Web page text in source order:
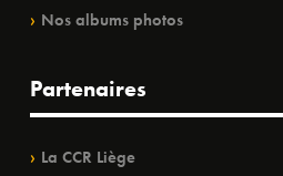
Nos albums photos
Partenaires
La CCR Liège